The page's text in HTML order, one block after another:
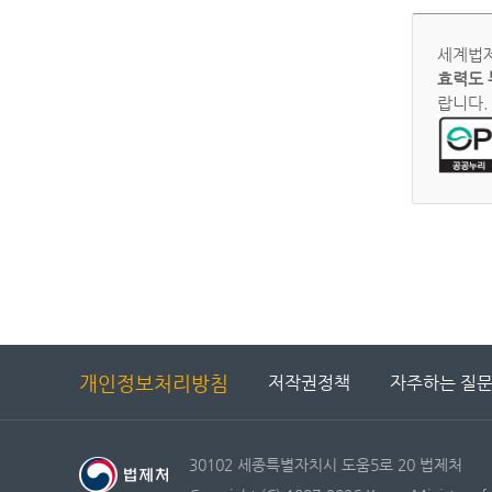
세계법
효력도
랍니다.
개인정보처리방침 저작권정책 자주하는 질문
30102 세종특별자치시 도움5로 20 법제처